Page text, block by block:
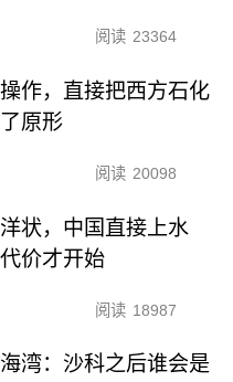
阅读 23364
作，直接把西方石化
原形
阅读 20098
状，中国直接上水
价才开始
阅读 18987
湾：沙科之后谁会是